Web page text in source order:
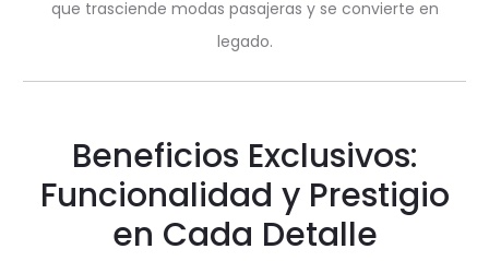
que trasciende modas pasajeras y se convierte en
legado.
Beneficios Exclusivos:
Funcionalidad y Prestigio
en Cada Detalle